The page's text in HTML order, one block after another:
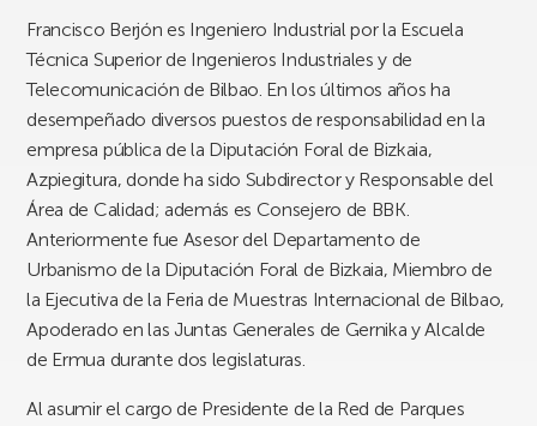
Francisco Berjón es Ingeniero Industrial por la Escuela
Técnica Superior de Ingenieros Industriales y de
Telecomunicación de Bilbao. En los últimos años ha
desempeñado diversos puestos de responsabilidad en la
empresa pública de la Diputación Foral de Bizkaia,
Azpiegitura, donde ha sido Subdirector y Responsable del
Área de Calidad; además es Consejero de BBK.
Anteriormente fue Asesor del Departamento de
Urbanismo de la Diputación Foral de Bizkaia, Miembro de
la Ejecutiva de la Feria de Muestras Internacional de Bilbao,
Apoderado en las Juntas Generales de Gernika y Alcalde
de Ermua durante dos legislaturas.
Al asumir el cargo de Presidente de la Red de Parques